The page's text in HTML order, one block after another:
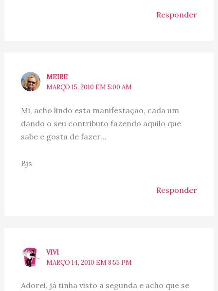
Responder
MEIRE
MARÇO 15, 2010 EM 5:00 AM
Mi, acho lindo esta manifestaçao, cada um
dando o seu contributo fazendo aquilo que
sabe e gosta de fazer…
Bjs
Responder
VIVI
MARÇO 14, 2010 EM 8:55 PM
Adorei, já tinha visto a segunda e acho que se